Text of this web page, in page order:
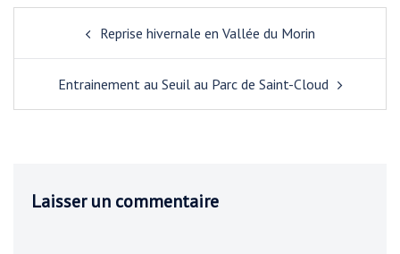
d’article
Reprise hivernale en Vallée du Morin
Entrainement au Seuil au Parc de Saint-Cloud
Laisser un commentaire